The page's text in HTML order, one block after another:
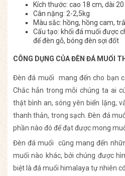
Kích thước: cao 18 cm, dài
Cân nặng: 2-2,5kg
Màu sắc: hồng, hồng cam,
Cấu tạo: khối đá muối được
đế đèn gỗ, bóng đèn sợi đốt
CÔNG DỤNG CỦA ĐÈN ĐÁ MUỐI
Đèn đá muối mang đến cho bạn
Chắc hẳn trong mỗi chúng ta ai
thật bình an, sóng yên biển lặng,
thanh thản, trong sạch. Đèn đá
phần nào đó để đạt được mong
Đèn đá muối cũng mang đến
muối nào khác, bởi chúng được
biệt là đá muối himalaya tự nhiên